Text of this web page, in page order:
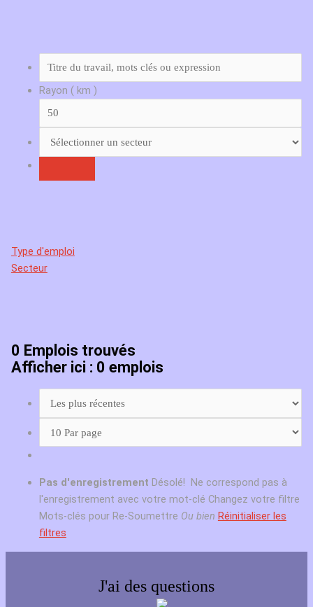
Rayon ( km )
Type d'emploi
Secteur
0 Emplois trouvés
Afficher ici : 0 emplois
Pas d'enregistrement Désolé! Ne correspond pas à
l'enregistrement avec votre mot-clé Changez votre filtre
Mots-clés pour Re-Soumettre Ou bien Réinitialiser les
filtres
J'ai des questions